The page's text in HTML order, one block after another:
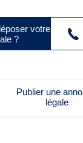
votre
?
Publier une
légale